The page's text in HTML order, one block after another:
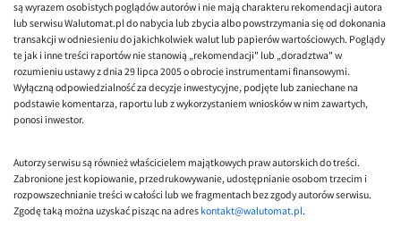
EUR/ZAR
GBP/USD
USD/CHF
GBP/CHF
są wyrazem osobistych poglądów autorów i nie mają charakteru rekomendacji autora
lub serwisu Walutomat.pl do nabycia lub zbycia albo powstrzymania się od dokonania
transakcji w odniesieniu do jakichkolwiek walut lub papierów wartościowych. Poglądy
te jak i inne treści raportów nie stanowią „rekomendacji" lub „doradztwa" w
rozumieniu ustawy z dnia 29 lipca 2005 o obrocie instrumentami finansowymi.
Wyłączną odpowiedzialność za decyzje inwestycyjne, podjęte lub zaniechane na
podstawie komentarza, raportu lub z wykorzystaniem wniosków w nim zawartych,
ponosi inwestor.
Autorzy serwisu są również właścicielem majątkowych praw autorskich do treści.
Zabronione jest kopiowanie, przedrukowywanie, udostępnianie osobom trzecim i
rozpowszechnianie treści w całości lub we fragmentach bez zgody autorów serwisu.
Zgodę taką można uzyskać pisząc na adres kontakt@walutomat.pl.